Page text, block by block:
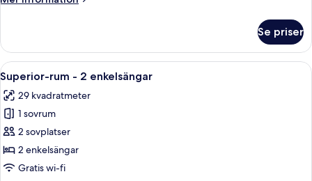
kingsize-
rum
1
kingsize-
säng
Se priser
Öppna
alla
foton
för
Superior-
rum
-
Ett hotellrum med en stor säng, ett
6
Superior-rum - 2 enkelsängar
29 kvadratmeter
1 sovrum
2 sovplatser
2 enkelsängar
Gratis wi-fi